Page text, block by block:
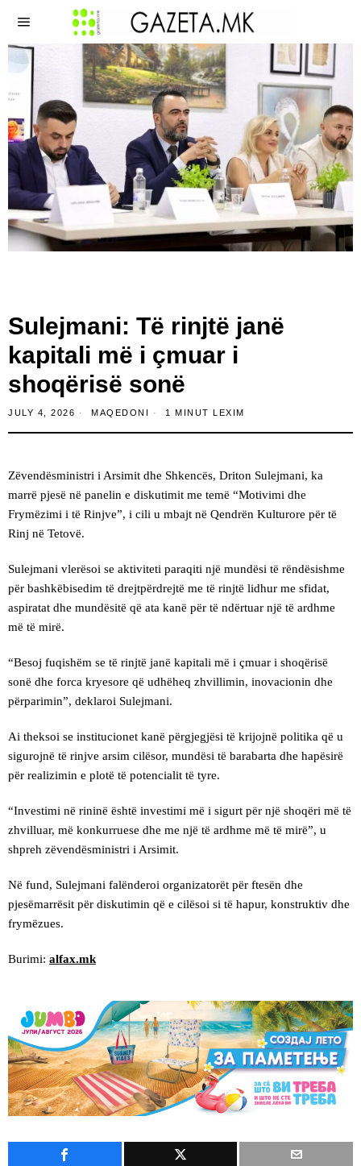
Sulejmani: Të rinjtë janë
kapitali më i çmuar i
shoqërisë sonë
JULY 4, 2026 MAQEDONI 1 MINUT LEXIM
Zëvendësministri i Arsimit dhe Shkencës, Driton Sulejmani, ka
marrë pjesë në panelin e diskutimit me temë “Motivimi dhe
Frymëzimi i të Rinjve”, i cili u mbajt në Qendrën Kulturore për të
Rinj në Tetovë.
Sulejmani vlerësoi se aktiviteti paraqiti një mundësi të rëndësishme
për bashkëbisedim të drejtpërdrejtë me të rinjtë lidhur me sfidat,
aspiratat dhe mundësitë që ata kanë për të ndërtuar një të ardhme
më të mirë.
“Besoj fuqishëm se të rinjtë janë kapitali më i çmuar i shoqërisë
sonë dhe forca kryesore që udhëheq zhvillimin, inovacionin dhe
përparimin”, deklaroi Sulejmani.
Ai theksoi se institucionet kanë përgjegjësi të krijojnë politika që u
sigurojnë të rinjve arsim cilësor, mundësi të barabarta dhe hapësirë
për realizimin e plotë të potencialit të tyre.
“Investimi në rininë është investimi më i sigurt për një shoqëri më të
zhvilluar, më konkurruese dhe me një të ardhme më të mirë”, u
shpreh zëvendësministri i Arsimit.
Në fund, Sulejmani falënderoi organizatorët për ftesën dhe
pjesëmarrësit për diskutimin që e cilësoi si të hapur, konstruktiv dhe
frymëzues.
Burimi: alfax.mk